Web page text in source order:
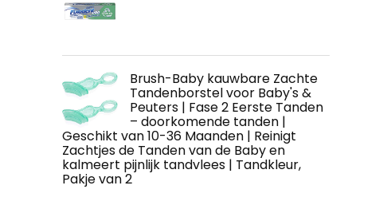
Brush-Baby kauwbare Zachte
Tandenborstel voor Baby's &
Peuters | Fase 2 Eerste Tanden
– doorkomende tanden |
Geschikt van 10-36 Maanden | Reinigt
Zachtjes de Tanden van de Baby en
kalmeert pijnlijk tandvlees | Tandkleur,
Pakje van 2